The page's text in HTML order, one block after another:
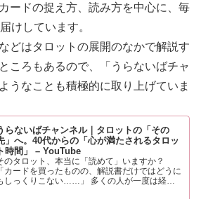
ードの捉え方、読み方を中心に、毎
けしています。
どはタロットの展開のなかで解説す
ころもあるので、「うらないばチャ
うなことも積極的に取り上げていま
らないばチャンネル｜タロットの「その
」へ。40代からの「心が満たされるタロッ
ト時間」 – YouTube
のタロット、本当に「読めて」いますか？
「カードを買ったものの、解説書だけではどうに
しっくりこない……」 多くの人が一度は経験